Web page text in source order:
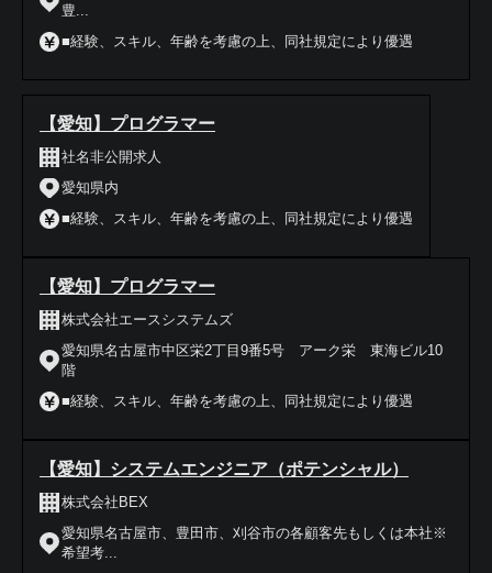
豊...
■経験、スキル、年齢を考慮の上、同社規定により優遇
【愛知】プログラマー
社名非公開求人
愛知県内
■経験、スキル、年齢を考慮の上、同社規定により優遇
【愛知】プログラマー
株式会社エースシステムズ
愛知県名古屋市中区栄2丁目9番5号 アーク栄 東海ビル10
階
■経験、スキル、年齢を考慮の上、同社規定により優遇
【愛知】システムエンジニア（ポテンシャル）
株式会社BEX
愛知県名古屋市、豊田市、刈谷市の各顧客先もしくは本社※
希望考...